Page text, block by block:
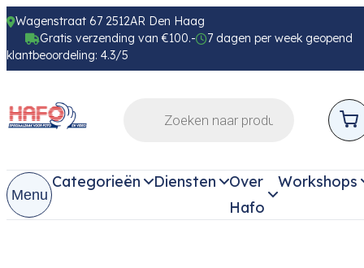
Wagenstraat 67 2512AR Den Haag
Gratis verzending van €100.-
7 dagen per week geopend
klantbeoordeling: 4.3/5
Menu
Categorieën Diensten
Over
Hafo
Workshops